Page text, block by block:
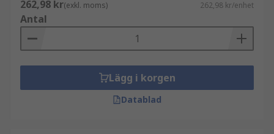
262,98 kr(exkl. moms) 262,98 kr/enhet
Antal
Lägg i korgen
Datablad